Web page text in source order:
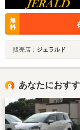
無
料
販売店： ジェラルド
あなたにおす